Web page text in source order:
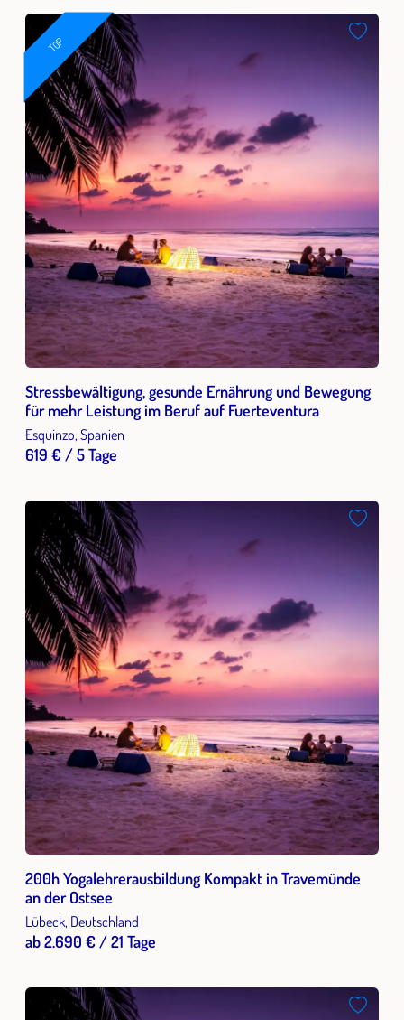
TOP
Stressbewältigung, gesunde Ernährung und Bewegung
für mehr Leistung im Beruf auf Fuerteventura
Esquinzo, Spanien
619 € / 5 Tage
200h Yogalehrerausbildung Kompakt in Travemünde
an der Ostsee
Lübeck, Deutschland
ab 2.690 € / 21 Tage